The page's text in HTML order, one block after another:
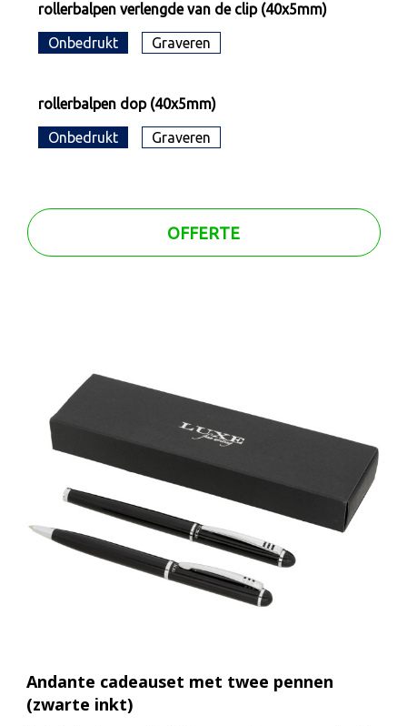
rollerbalpen verlengde van de clip (40x5mm)
Onbedrukt Graveren
rollerbalpen dop (40x5mm)
Onbedrukt Graveren
OFFERTE
Andante cadeauset met twee pennen
(zwarte inkt)